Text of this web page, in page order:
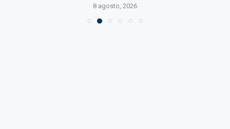
8 agosto, 2026